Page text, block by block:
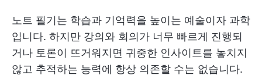
노트 필기는 학습과 기억력을 높이는 예술이자 과학
입니다. 하지만 강의와 회의가 너무 빠르게 진행되
거나 토론이 뜨거워지면 귀중한 인사이트를 놓치지
않고 추적하는 능력에 항상 의존할 수는 없습니다.